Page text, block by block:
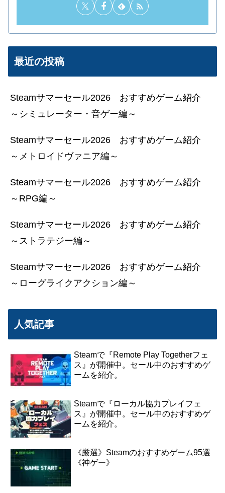
最近の投稿
Steamサマーセール2026 おすすめゲーム紹介
～シミュレーター・音ゲー編～
Steamサマーセール2026 おすすめゲーム紹介
～メトロイドヴァニア編～
Steamサマーセール2026 おすすめゲーム紹介
～RPG編～
Steamサマーセール2026 おすすめゲーム紹介
～ストラテジー編～
Steamサマーセール2026 おすすめゲーム紹介
～ローグライクアクション編～
人気記事
Steamで『Remote Play Togetherフェ
ス』が開催中。セール中のおすすめゲ
ームを紹介。
Steamで『ローカル協力プレイフェ
ス』が開催中。セール中のおすすめゲ
ームを紹介。
《厳選》Steamのおすすめゲーム95選
《神ゲー》